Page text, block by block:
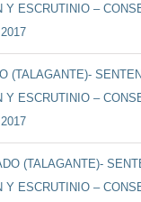
Y ESCRUTINIO –
(TALAGANTE)-
Y ESCRUTINIO –
(TALAGANTE)-
Y ESCRUTINIO –